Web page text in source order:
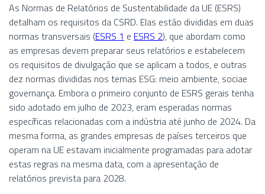
As Normas de Relatórios de Sustentabilidade da UE (ESRS)
detalham os requisitos da CSRD. Elas estão divididas em duas
normas transversais (ESRS 1 e ESRS 2), que abordam como
as empresas devem preparar seus relatórios e estabelecem
os requisitos de divulgação que se aplicam a todos, e outras
dez normas divididas nos temas ESG: meio ambiente, sociae
governança. Embora o primeiro conjunto de ESRS gerais tenha
sido adotado em julho de 2023, eram esperadas normas
específicas relacionadas com a indústria até junho de 2024. Da
mesma forma, as grandes empresas de países terceiros que
operam na UE estavam inicialmente programadas para adotar
estas regras na mesma data, com a apresentação de
relatórios prevista para 2028.